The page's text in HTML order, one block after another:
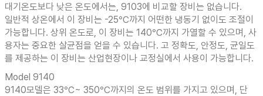
대기온도보다 낮은 온도에서는, 9103에 비교할 장비는 없습니다.
일반적 상온에서 이 장비는 -25℃까지 어떤한 냉동기 없이도 조절이
가능합니다. 상위 온도로, 이 장비는 140℃까지 가열할 수 있으며, 사
용자는 중요한 살균점을 얻을 수 있습니다. 고 정확도, 안정도, 균일도
를 제공하는 이 장비는 산업현장이나 교정실에서 사용이 가능합니다.
Model 9140
9140모델은 33℃~ 350℃까지의 온도 범위를 가지고 있으며, 단